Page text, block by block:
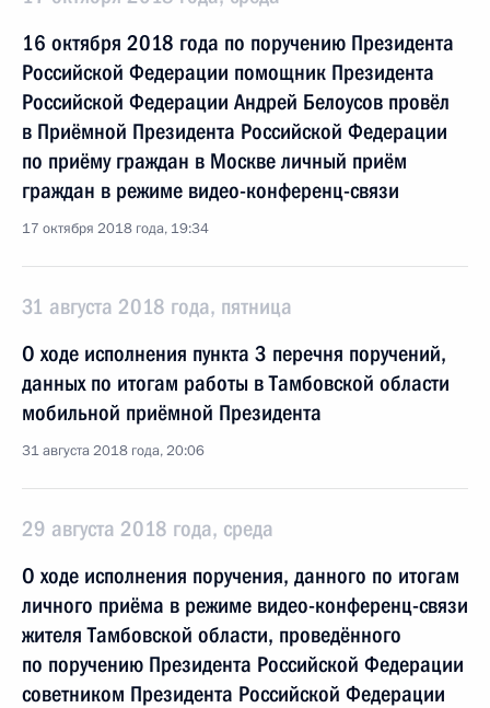
16 октября 2018 года по поручению Президента
Российской Федерации помощник Президента
Российской Федерации Андрей Белоусов провёл
в Приёмной Президента Российской Федерации
по приёму граждан в Москве личный приём
граждан в режиме видео-конференц-связи
17 октября 2018 года, 19:34
31 августа 2018 года, пятница
О ходе исполнения пункта 3 перечня поручений,
данных по итогам работы в Тамбовской области
мобильной приёмной Президента
31 августа 2018 года, 20:06
29 августа 2018 года, среда
О ходе исполнения поручения, данного по итогам
личного приёма в режиме видео-конференц-связи
жителя Тамбовской области, проведённого
по поручению Президента Российской Федерации
советником Президента Российской Федерации